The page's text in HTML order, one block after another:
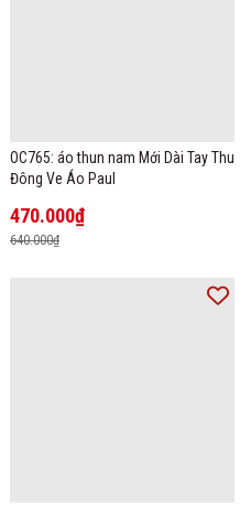
OC765: áo thun nam Mới Dài Tay Thu
Đông Ve Áo Paul
470.000₫
640.000₫